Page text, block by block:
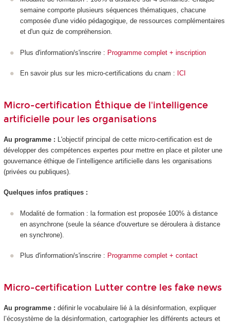
semaine comporte plusieurs séquences thématiques, chacune
composée d'une vidéo pédagogique, de ressources complémentaires
et d'un quiz de compréhension.
Plus d'information/s'inscrire : Programme complet + inscription
En savoir plus sur les micro-certifications du cnam : ICI
Micro-certification Éthique de l'intelligence
artificielle pour les organisations
Au programme : L'objectif principal de cette micro-certification est de
développer des compétences expertes pour mettre en place et piloter une
gouvernance éthique de l’intelligence artificielle dans les organisations
(privées ou publiques).
Quelques infos pratiques :
Modalité de formation : la formation est proposée 100% à distance
en asynchrone (seule la séance d'ouverture se déroulera à distance
en synchrone).
Plus d'information/s'inscrire : Programme complet + contact
Micro-certification Lutter contre les fake news
Au programme : définir le vocabulaire lié à la désinformation, expliquer
l’écosystème de la désinformation, cartographier les différents acteurs et